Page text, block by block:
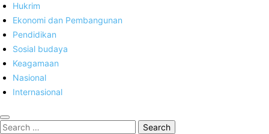
Hukrim
Ekonomi dan Pembangunan
Pendidikan
Sosial budaya
Keagamaan
Nasional
Internasional